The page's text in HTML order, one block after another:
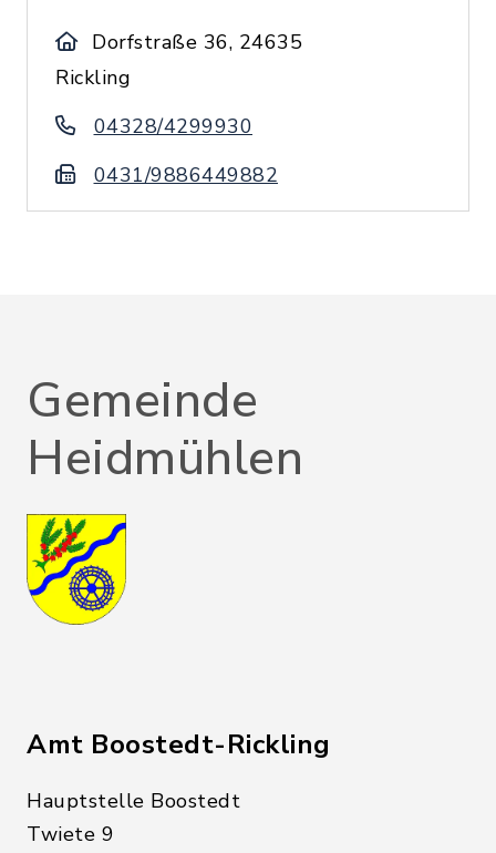
Dorfstraße 36, 24635
Rickling
04328/4299930
0431/9886449882
Gemeinde
Heidmühlen
Amt Boostedt-Rickling
Hauptstelle Boostedt
Twiete 9